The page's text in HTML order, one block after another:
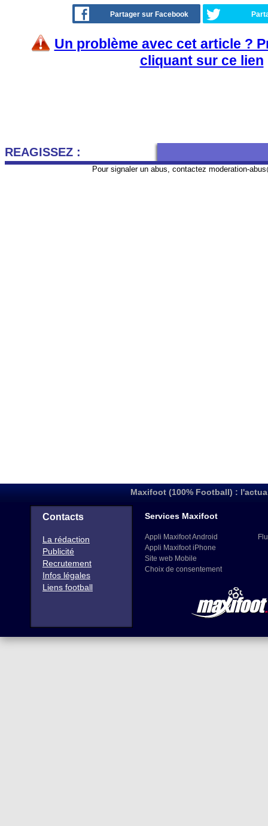
Partager sur Facebook
Un problème avec cet article ?
cliquant sur ce lien
REAGISSEZ :
Pour signaler un abus, contactez moderation-
Maxifoot (100% Football) :
Contacts
La rédaction
Publicité
Recrutement
Infos légales
Liens football
Services Maxifoot
Appli Maxifoot Android
Appli Maxifoot iPhone
Site web Mobile
Choix de consentement